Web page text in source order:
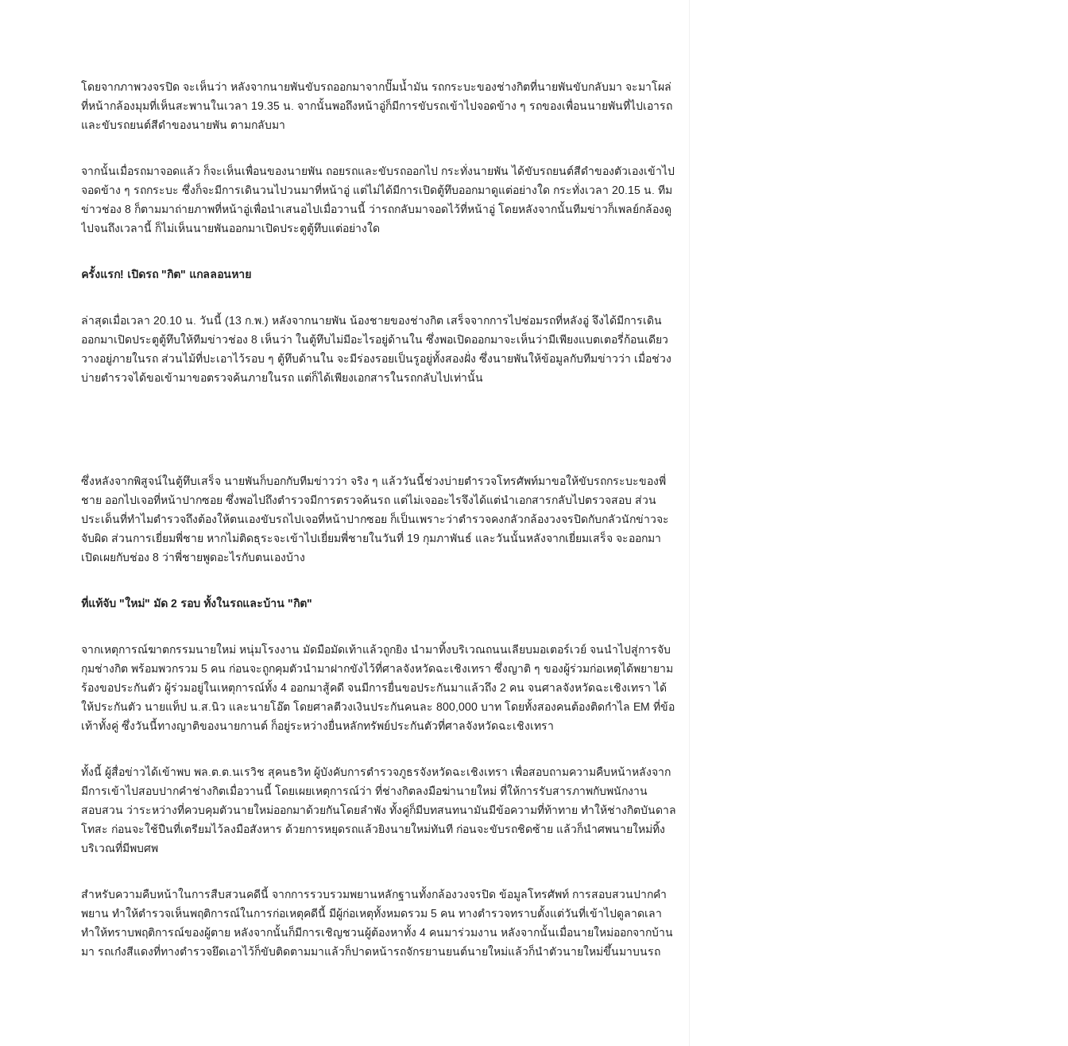
โดยจากภาพวงจรปิด จะเห็นว่า หลังจากนายพันขับรถออกมาจากปั๊มน้ำมัน รถกระบะของช่างกิตที่นายพันขับกลับมา จะมาโผล่
ที่หน้ากล้องมุมที่เห็นสะพานในเวลา 19.35 น. จากนั้นพอถึงหน้าอู่ก็มีการขับรถเข้าไปจอดข้าง ๆ รถของเพื่อนนายพันที่ไปเอารถ
และขับรถยนต์สีดำของนายพัน ตามกลับมา
จากนั้นเมื่อรถมาจอดแล้ว ก็จะเห็นเพื่อนของนายพัน ถอยรถและขับรถออกไป กระทั่งนายพัน ได้ขับรถยนต์สีดำของตัวเองเข้าไป
จอดข้าง ๆ รถกระบะ ซึ่งก็จะมีการเดินวนไปวนมาที่หน้าอู่ แต่ไม่ได้มีการเปิดตู้ทึบออกมาดูแต่อย่างใด กระทั่งเวลา 20.15 น. ทีม
ข่าวช่อง 8 ก็ตามมาถ่ายภาพที่หน้าอู่เพื่อนำเสนอไปเมื่อวานนี้ ว่ารถกลับมาจอดไว้ที่หน้าอู่ โดยหลังจากนั้นทีมข่าวก็เพลย์กล้องดู
ไปจนถึงเวลานี้ ก็ไม่เห็นนายพันออกมาเปิดประตูตู้ทึบแต่อย่างใด
ครั้งแรก! เปิดรถ "กิต" แกลลอนหาย
ล่าสุดเมื่อเวลา 20.10 น. วันนี้ (13 ก.พ.) หลังจากนายพัน น้องชายของช่างกิต เสร็จจากการไปซ่อมรถที่หลังอู่ จึงได้มีการเดิน
ออกมาเปิดประตูตู้ทึบให้ทีมข่าวช่อง 8 เห็นว่า ในตู้ทึบไม่มีอะไรอยู่ด้านใน ซึ่งพอเปิดออกมาจะเห็นว่ามีเพียงแบตเตอรี่ก้อนเดียว
วางอยู่ภายในรถ ส่วนไม้ที่ปะเอาไว้รอบ ๆ ตู้ทึบด้านใน จะมีร่องรอยเป็นรูอยู่ทั้งสองฝั่ง ซึ่งนายพันให้ข้อมูลกับทีมข่าวว่า เมื่อช่วง
บ่ายตำรวจได้ขอเข้ามาขอตรวจค้นภายในรถ แต่ก็ได้เพียงเอกสารในรถกลับไปเท่านั้น
ซึ่งหลังจากพิสูจน์ในตู้ทึบเสร็จ นายพันก็บอกกับทีมข่าวว่า จริง ๆ แล้ววันนี้ช่วงบ่ายตำรวจโทรศัพท์มาขอให้ขับรถกระบะของพี่
ชาย ออกไปเจอที่หน้าปากซอย ซึ่งพอไปถึงตำรวจมีการตรวจค้นรถ แต่ไม่เจออะไรจึงได้แต่นำเอกสารกลับไปตรวจสอบ ส่วน
ประเด็นที่ทำไมตำรวจถึงต้องให้ตนเองขับรถไปเจอที่หน้าปากซอย ก็เป็นเพราะว่าตำรวจคงกลัวกล้องวงจรปิดกับกลัวนักข่าวจะ
จับผิด ส่วนการเยี่ยมพี่ชาย หากไม่ติดธุระจะเข้าไปเยี่ยมพี่ชายในวันที่ 19 กุมภาพันธ์ และวันนั้นหลังจากเยี่ยมเสร็จ จะออกมา
เปิดเผยกับช่อง 8 ว่าพี่ชายพูดอะไรกับตนเองบ้าง
ที่แท้จับ "ใหม่" มัด 2 รอบ ทั้งในรถและบ้าน "กิต"
จากเหตุการณ์ฆาตกรรมนายใหม่ หนุ่มโรงงาน มัดมือมัดเท้าแล้วถูกยิง นำมาทิ้งบริเวณถนนเลียบมอเตอร์เวย์ จนนำไปสู่การจับ
กุมช่างกิต พร้อมพวกรวม 5 คน ก่อนจะถูกคุมตัวนำมาฝากขังไว้ที่ศาลจังหวัดฉะเชิงเทรา ซึ่งญาติ ๆ ของผู้ร่วมก่อเหตุได้พยายาม
ร้องขอประกันตัว ผู้ร่วมอยู่ในเหตุการณ์ทั้ง 4 ออกมาสู้คดี จนมีการยื่นขอประกันมาแล้วถึง 2 คน จนศาลจังหวัดฉะเชิงเทรา ได้
ให้ประกันตัว นายแท็ป น.ส.นิว และนายโอ๊ต โดยศาลตีวงเงินประกันคนละ 800,000 บาท โดยทั้งสองคนต้องติดกำไล EM ที่ข้อ
เท้าทั้งคู่ ซึ่งวันนี้ทางญาติของนายกานต์ ก็อยู่ระหว่างยื่นหลักทรัพย์ประกันตัวที่ศาลจังหวัดฉะเชิงเทรา
ทั้งนี้ ผู้สื่อข่าวได้เข้าพบ พล.ต.ต.นเรวิช สุคนธวิท ผู้บังคับการตำรวจภูธรจังหวัดฉะเชิงเทรา เพื่อสอบถามความคืบหน้าหลังจาก
มีการเข้าไปสอบปากคำช่างกิตเมื่อวานนี้ โดยเผยเหตุการณ์ว่า ที่ช่างกิตลงมือฆ่านายใหม่ ที่ให้การรับสารภาพกับพนักงาน
สอบสวน ว่าระหว่างที่ควบคุมตัวนายใหม่ออกมาด้วยกันโดยลำพัง ทั้งคู่ก็มีบทสนทนามันมีข้อความที่ท้าทาย ทำให้ช่างกิตบันดาล
โทสะ ก่อนจะใช้ปืนที่เตรียมไว้ลงมือสังหาร ด้วยการหยุดรถแล้วยิงนายใหม่ทันที ก่อนจะขับรถชิดซ้าย แล้วก็นำศพนายใหม่ทิ้ง
บริเวณที่มีพบศพ
สำหรับความคืบหน้าในการสืบสวนคดีนี้ จากการรวบรวมพยานหลักฐานทั้งกล้องวงจรปิด ข้อมูลโทรศัพท์ การสอบสวนปากคำ
พยาน ทำให้ตำรวจเห็นพฤติการณ์ในการก่อเหตุคดีนี้ มีผู้ก่อเหตุทั้งหมดรวม 5 คน ทางตำรวจทราบตั้งแต่วันที่เข้าไปดูลาดเลา
ทำให้ทราบพฤติการณ์ของผู้ตาย หลังจากนั้นก็มีการเชิญชวนผู้ต้องหาทั้ง 4 คนมาร่วมงาน หลังจากนั้นเมื่อนายใหม่ออกจากบ้าน
มา รถเก๋งสีแดงที่ทางตำรวจยึดเอาไว้ก็ขับติดตามมาแล้วก็ปาดหน้ารถจักรยานยนต์นายใหม่แล้วก็นำตัวนายใหม่ขึ้นมาบนรถ